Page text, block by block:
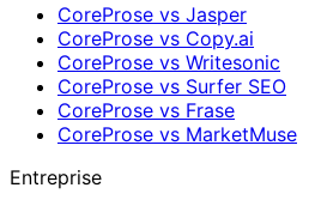
CoreProse vs Jasper
CoreProse vs Copy.ai
CoreProse vs Writesonic
CoreProse vs Surfer SEO
CoreProse vs Frase
CoreProse vs MarketMuse
Entreprise